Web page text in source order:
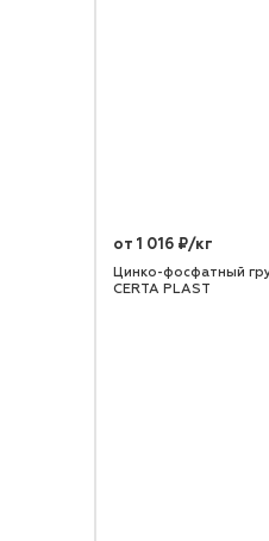
от 1 016 ₽/кг
Цинко-фосфатный
CERTA PLAST